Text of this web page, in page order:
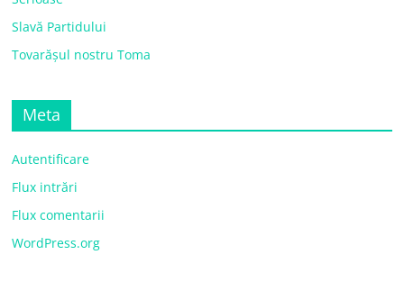
Slavă Partidului
Tovarășul nostru Toma
Meta
Autentificare
Flux intrări
Flux comentarii
WordPress.org